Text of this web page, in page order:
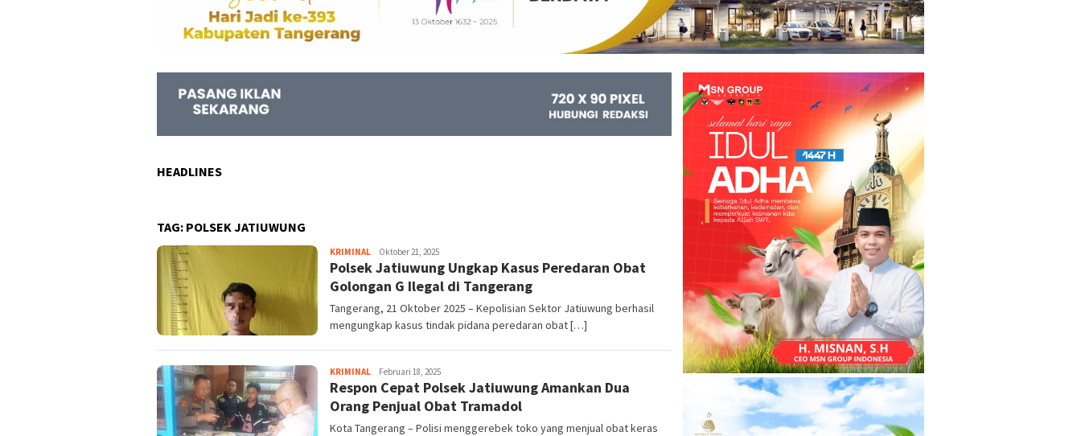
HEADLINES
TAG: POLSEK JATIUWUNG
KRIMINAL Kejar
Info
Oktober 21, 2025
Polsek Jatiuwung Ungkap Kasus Peredaran Obat
Golongan G Ilegal di Tangerang
Tangerang, 21 Oktober 2025 – Kepolisian Sektor Jatiuwung berhasil
mengungkap kasus tindak pidana peredaran obat […]
KRIMINAL Kejar
Info
Februari 18, 2025
Respon Cepat Polsek Jatiuwung Amankan Dua
Orang Penjual Obat Tramadol
Kota Tangerang – Polisi menggerebek toko yang menjual obat keras